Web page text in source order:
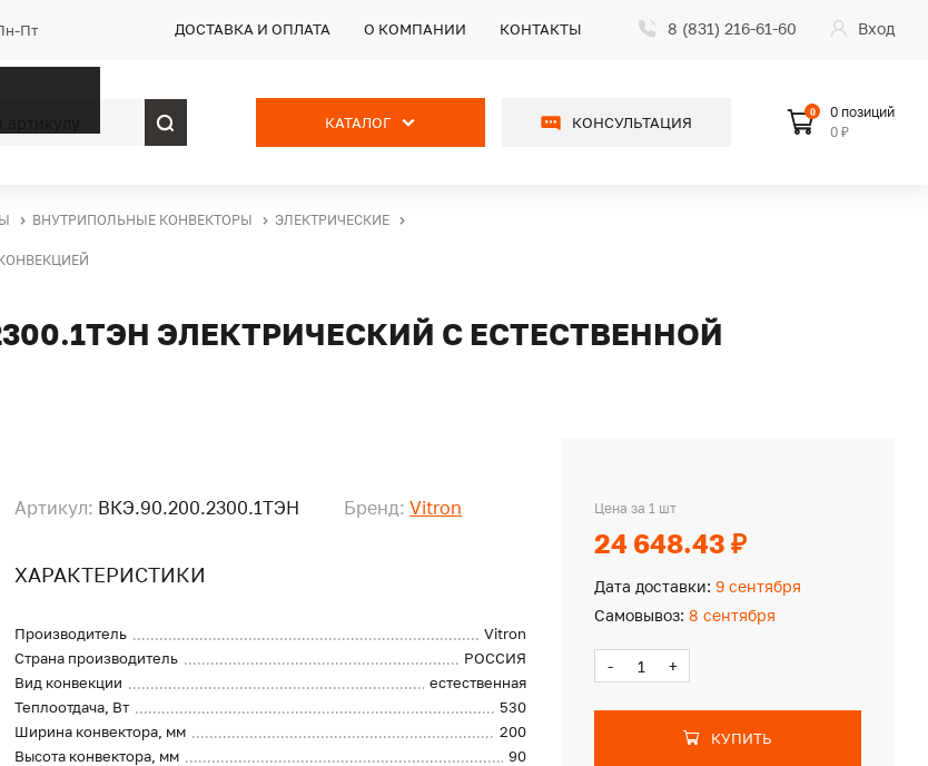
Пт ДОСТАВКА И ОПЛАТА О КОМПАНИИ КОНТАКТЫ 8 (831) 216-61-60 Вход
КАТАЛОГ КОНСУЛЬТАЦИЯ
0
0 позиций
0 ₽
ВНУТРИПОЛЬНЫЕ КОНВЕКТОРЫ
ЭЛЕКТРИЧЕСКИЕ
ЭЛЕКТРИЧЕСКИЙ С ЕСТЕСТВЕННОЙ
Артикул: ВКЭ.90.200.2300.1ТЭН Бренд: Vitron
ХАРАКТЕРИСТИКИ
Производитель
Vitron
Страна производитель
РОССИЯ
Вид конвекции
естественная
Теплоотдача, Вт
530
Ширина конвектора, мм
200
Высота конвектора, мм
90
Цена за 1 шт
24 648.43 ₽
Дата доставки: 9 сентября
Самовывоз: 8 сентября
- +
КУПИТЬ